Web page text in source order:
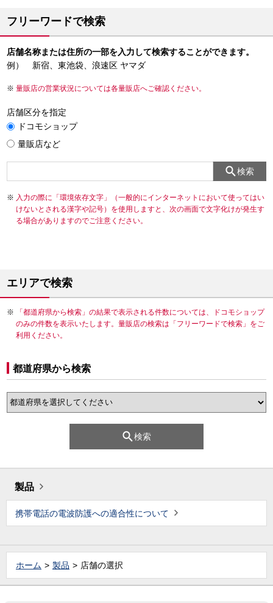
フリーワードで検索
店舗名称または住所の一部を入力して検索することができます。
例） 新宿、東池袋、浪速区 ヤマダ
量販店の営業状況については各量販店へご確認ください。
店舗区分を指定
ドコモショップ
量販店など
検索
入力の際に「環境依存文字」（一般的にインターネットにおいて使ってはい
けないとされる漢字や記号）を使用しますと、次の画面で文字化けが発生す
る場合がありますのでご注意ください。
エリアで検索
「都道府県から検索」の結果で表示される件数については、ドコモショップ
のみの件数を表示いたします。量販店の検索は「フリーワードで検索」をご
利用ください。
都道府県から検索
検索
製品
携帯電話の電波防護への適合性について
ホーム 製品 店舗の選択